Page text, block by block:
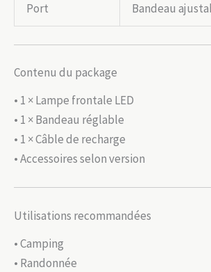
Port Bandeau
Contenu du package
• 1 × Lampe frontale LED
• 1 × Bandeau réglable
• 1 × Câble de recharge
• Accessoires selon version
Utilisations recommandées
• Camping
• Randonnée